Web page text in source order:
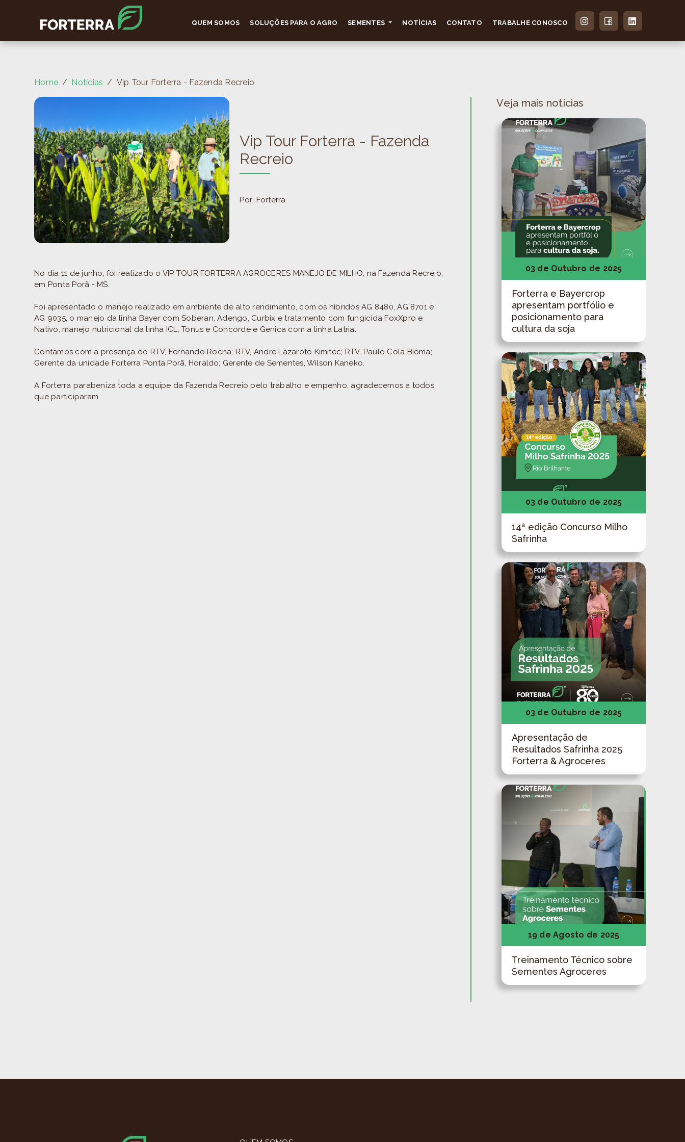
QUEM SOMOS SOLUÇÕES PARA O AGRO SEMENTES NOTÍCIAS CONTATO TRABALHE CONOSCO
Home Notícias Vip Tour Forterra - Fazenda Recreio
Vip Tour Forterra - Fazenda
Recreio
Por: Forterra
No dia 11 de junho, foi realizado o VIP TOUR FORTERRA AGROCERES MANEJO DE MILHO, na Fazenda Recreio,
em Ponta Porã - MS.
Foi apresentado o manejo realizado em ambiente de alto rendimento, com os híbridos AG 8480, AG 8701 e
AG 9035, o manejo da linha Bayer com Soberan, Adengo, Curbix e tratamento com fungicida FoxXpro e
Nativo, manejo nutricional da linha ICL, Tonus e Concorde e Genica com a linha Latria.
Contamos com a presença do RTV, Fernando Rocha; RTV, Andre Lazaroto Kimitec; RTV, Paulo Cola Bioma;
Gerente da unidade Forterra Ponta Porã, Horaldo; Gerente de Sementes, Wilson Kaneko.
A Forterra parabeniza toda a equipe da Fazenda Recreio pelo trabalho e empenho, agradecemos a todos
que participaram
Veja mais notícias
03 de Outubro de 2025
Forterra e Bayercrop
apresentam portfólio e
posicionamento para
cultura da soja
03 de Outubro de 2025
14ª edição Concurso Milho
Safrinha
03 de Outubro de 2025
Apresentação de
Resultados Safrinha 2025
Forterra & Agroceres
19 de Agosto de 2025
Treinamento Técnico sobre
Sementes Agroceres